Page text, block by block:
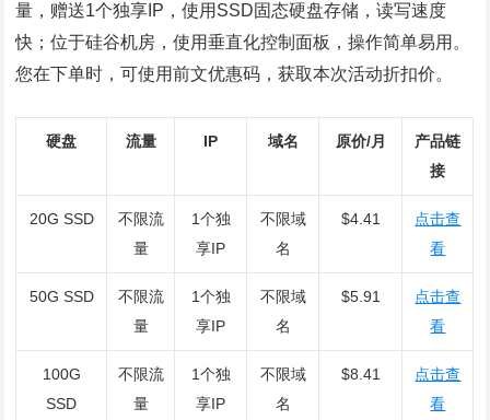
量，赠送1个独享IP，使用SSD固态硬盘存储，读写速度
快；位于硅谷机房，使用垂直化控制面板，操作简单易用。
您在下单时，可使用前文优惠码，获取本次活动折扣价。
硬盘 流量 IP 域名 原价/月
产品链
接
20G SSD
不限流
量
1个独
享IP
不限域
名
$4.41
点击查
看
50G SSD
不限流
量
1个独
享IP
不限域
名
$5.91
点击查
看
100G
SSD
不限流
量
1个独
享IP
不限域
名
$8.41
点击查
看